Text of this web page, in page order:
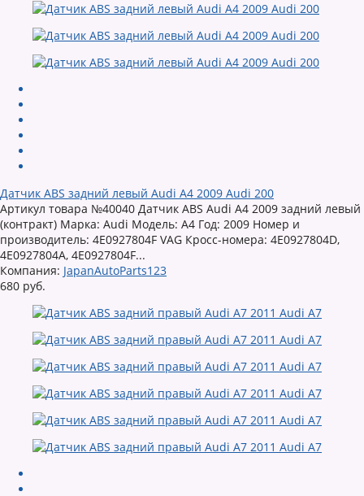
Датчик ABS задний левый Audi A4 2009 Audi 200
Артикул товара №40040 Датчик ABS Audi A4 2009 задний левый
(контракт) Марка: Audi Модель: A4 Год: 2009 Номер и
производитель: 4E0927804F VAG Кросс-номера: 4E0927804D,
4E0927804A, 4E0927804F...
Компания: JapanAutoParts123
680 руб.